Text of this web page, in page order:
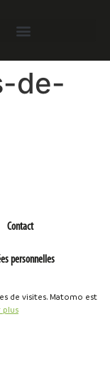
de-
Contact
personnelles
de visites. Matomo est
plus